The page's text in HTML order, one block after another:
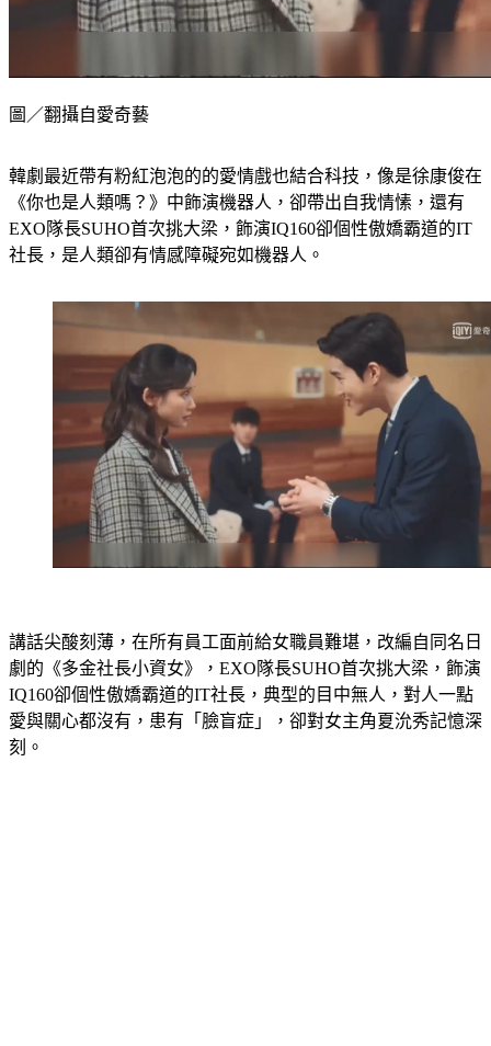
圖／翻攝自愛奇藝
韓劇最近帶有粉紅泡泡的的愛情戲也結合科技，像是徐康俊在
《你也是人類嗎？》中飾演機器人，卻帶出自我情愫，還有
EXO隊長SUHO首次挑大梁，飾演IQ160卻個性傲嬌霸道的IT
社長，是人類卻有情感障礙宛如機器人。
講話尖酸刻薄，在所有員工面前給女職員難堪，改編自同名日
劇的《多金社長小資女》，EXO隊長SUHO首次挑大梁，飾演
IQ160卻個性傲嬌霸道的IT社長，典型的目中無人，對人一點
愛與關心都沒有，患有「臉盲症」，卻對女主角夏沇秀記憶深
刻。